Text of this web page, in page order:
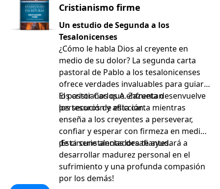
Cristianismo firme
Un estudio de Segunda a los
Tesalonicenses
¿Cómo le habla Dios al creyente en
medio de su dolor? La segunda carta
pastoral de Pablo a los tesalonicenses
ofrece verdades invaluables para guiar a
los cristianos que enfrentan
persecución y aflicción.
El pastor Carlos A. Zazueta desenvuelve
los tesoros de esta carta mientras
enseña a los creyentes a perseverar,
confiar y esperar con firmeza en medio
de circunstancias desafiantes.
¡Esta serie alentadora te ayudará a
desarrollar madurez personal en el
sufrimiento y una profunda compasión
por los demás!